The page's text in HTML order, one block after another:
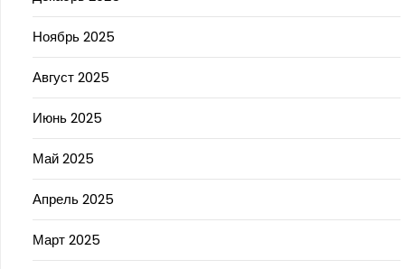
Ноябрь 2025
Август 2025
Июнь 2025
Май 2025
Апрель 2025
Март 2025